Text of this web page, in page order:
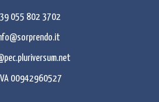
055 802 3702
00942960527